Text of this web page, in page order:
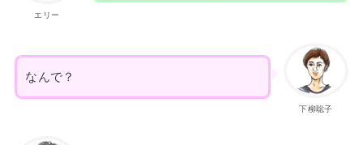
エリー
下柳聡子
なんで？